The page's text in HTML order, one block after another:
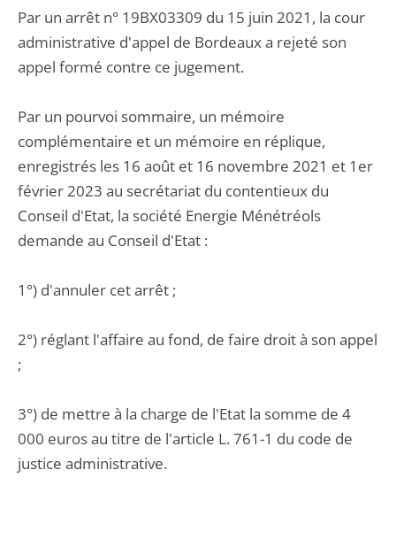
Par un arrêt n° 19BX03309 du 15 juin 2021, la cour
administrative d'appel de Bordeaux a rejeté son
appel formé contre ce jugement.
Par un pourvoi sommaire, un mémoire
complémentaire et un mémoire en réplique,
enregistrés les 16 août et 16 novembre 2021 et 1er
février 2023 au secrétariat du contentieux du
Conseil d'Etat, la société Energie Ménétréols
demande au Conseil d'Etat :
1°) d'annuler cet arrêt ;
2°) réglant l'affaire au fond, de faire droit à son appel
;
3°) de mettre à la charge de l'Etat la somme de 4
000 euros au titre de l'article L. 761-1 du code de
justice administrative.